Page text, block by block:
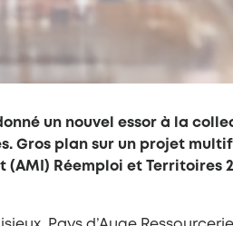
un nouvel essor à la
Gros plan sur un projet
(AMI) Réemploi et Territoires